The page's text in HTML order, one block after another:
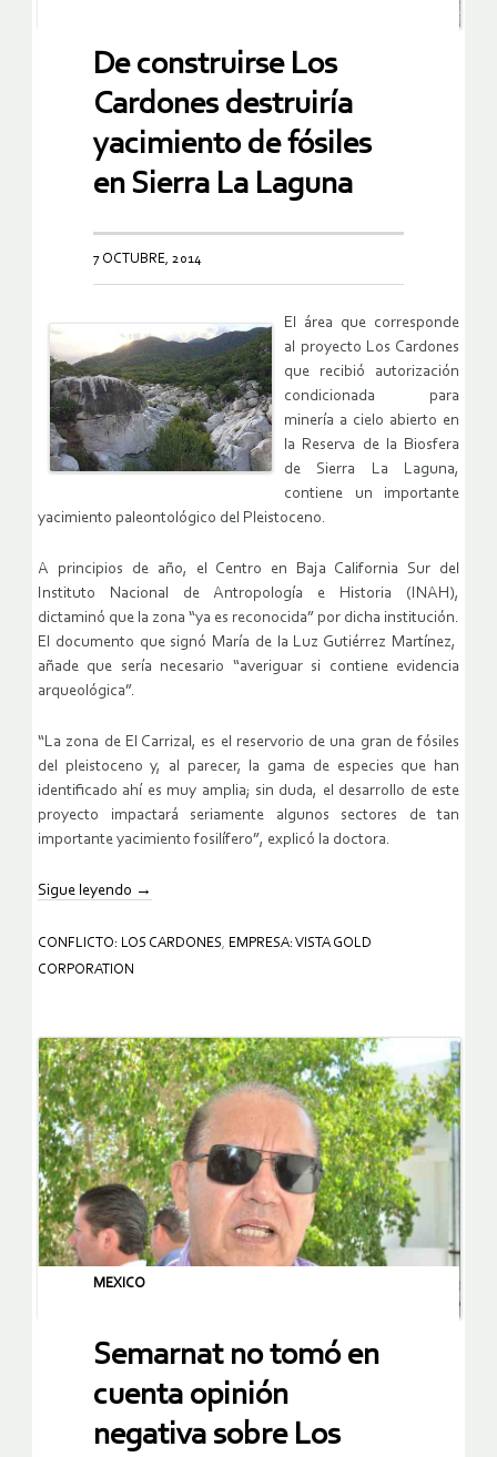
De construirse Los
Cardones destruiría
yacimiento de fósiles
en Sierra La Laguna
7 OCTUBRE, 2014
El área que corresponde
al proyecto Los Cardones
que recibió autorización
condicionada para
minería a cielo abierto en
la Reserva de la Biosfera
de Sierra La Laguna,
contiene un importante
yacimiento paleontológico del Pleistoceno.
A principios de año, el Centro en Baja California Sur del
Instituto Nacional de Antropología e Historia (INAH),
dictaminó que la zona “ya es reconocida” por dicha institución.
El documento que signó María de la Luz Gutiérrez Martínez,
añade que sería necesario “averiguar si contiene evidencia
arqueológica”.
“La zona de El Carrizal, es el reservorio de una gran de fósiles
del pleistoceno y, al parecer, la gama de especies que han
identificado ahí es muy amplia; sin duda, el desarrollo de este
proyecto impactará seriamente algunos sectores de tan
importante yacimiento fosilífero”, explicó la doctora.
Sigue leyendo →
CONFLICTO: LOS CARDONES, EMPRESA: VISTA GOLD
CORPORATION
MEXICO
Semarnat no tomó en
cuenta opinión
negativa sobre Los